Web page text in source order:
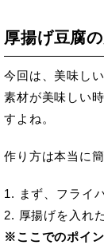
厚揚げ豆腐
今回は、美味し
素材が美味しい
すよね。
作り方は本当に簡
1. まず、フライ
2. 厚揚げを入れ
※ここでのポイ